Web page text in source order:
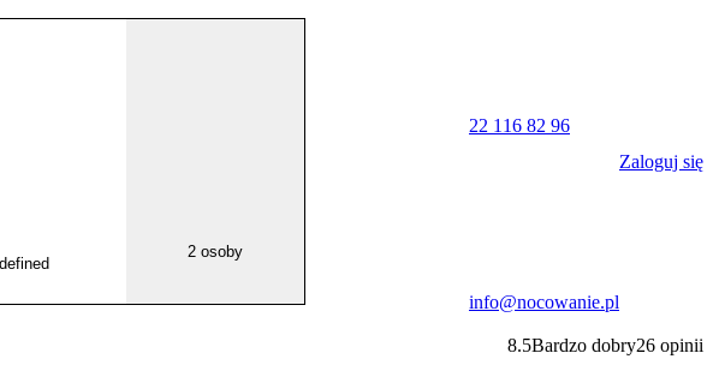
2 osoby
22 116 82 96
info@nocowanie.pl
Zaloguj się
8.5Bardzo dobry26 opinii